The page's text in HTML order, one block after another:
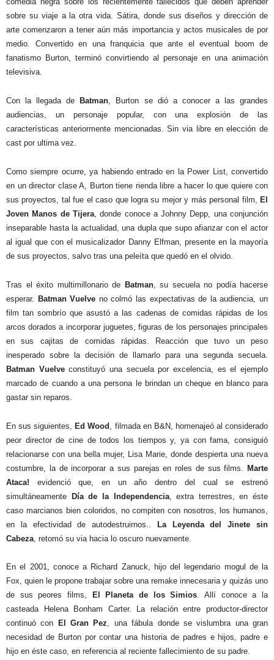
sobre su viaje a la otra vida. Sátira, donde sus diseños y dirección de
arte comenzaron a tener aún más importancia y actos musicales de por
medio. Convertido en una franquicia que ante el eventual boom de
fanatismo Burton, terminó convirtiendo al personaje en una animación
televisiva.
Con la llegada deBatman , Burton se dió a conocer a las grandes
audiencias, un personaje popular, con una explosión de las
características anteriormente mencionadas. Sin via libre en elección de
cast por ultima vez.
Como siempre ocurre, ya habiendo entrado en la Power List, convertido
en un director clase A, Burton tiene rienda libre a hacer lo que quiere con
sus proyectos, tal fue el caso que logra su mejor y más personal film, El
Joven Manos de Tijera, donde conoce a Johnny Depp, una conjunción
inseparable hasta la actualidad, una dupla que supo afianzar con el actor
al igual que con el musicalizador Danny Elfman, presente en la mayoría
de sus proyectos, salvo tras una peleíta que quedó en el olvido.
Tras el éxito multimillonario de Batman, su secuela no podía hacerse
esperar. Batman Vuelve no colmó las expectativas de la audiencia, un
film tan sombrío que asustó a las cadenas de comidas rápidas de los
arcos dorados a incorporar juguetes, figuras de los personajes principales
en sus cajitas de comidas rápidas. Reacción que tuvo un peso
inesperado sobre la decisión de llamarlo para una segunda secuela.
Batman Vuelveconstituyó una secuela por excelencia, es el ejemplo
marcado de cuando a una persona le brindan un cheque en blanco para
gastar sin reparos.
En sus siguientes,Ed Wood , filmada en B&N, homenajeó al considerado
peor director de cine de todos los tiempos y, ya con fama, consiguió
relacionarse con una bella mujer, Lisa Marie, donde despierta una nueva
costumbre, la de incorporar a sus parejas en roles de sus films. Marte
Ataca! evidenció que, en un año dentro del cual se estrenó
simultáneamente Día de la Independencia, extra terrestres, en éste
caso marcianos bien coloridos, no compiten con nosotros, los humanos,
en la efectividad de autodestruirnos.. La Leyendadel Jinete sin
Cabeza , retomó su via hacia lo oscuro nuevamente.
En el 2001, conoce a Richard Zanuck, hijo del legendario mogul de la
Fox, quien le propone trabajar sobre una remake innecesaria y quizás uno
de sus peores films,
El Planeta de los Simios. Allí conoce a la
casteada Helena Bonham Carter. La relación entre productor-director
continuó con
El Gran Pez, una fábula donde se vislumbra una gran
necesidad de Burton por contar una historia de padres e hijos, padre e
hijo en éste caso, en referencia al reciente fallecimiento de su padre.